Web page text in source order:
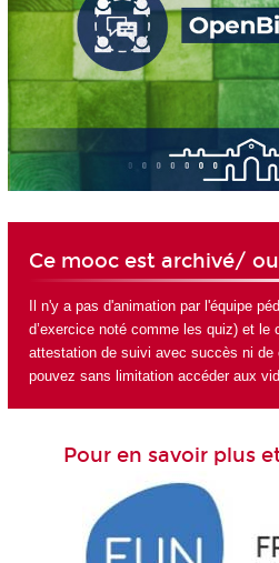
Ce mooc est archivé/
Il n'y a pas d'animation par l'équipe
d’exercice noté comme les quiz) et le
attestation de suivi avec succès ni
pouvez sans limitation accéder aux
Pour en savoir plus